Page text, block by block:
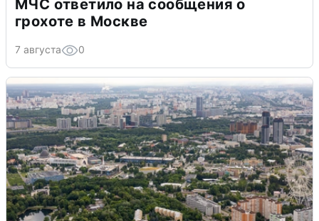
МЧС ответило на сообщения о
грохоте в Москве
7 августа 0